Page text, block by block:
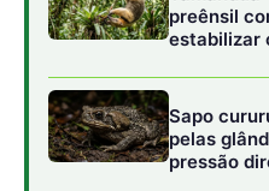
assentamentos federais:
Jurunas, Palmeira 5,
Eles se somam às
Cinturão Verde II, Vila
mosaico social que reúne
trajetórias e desafios